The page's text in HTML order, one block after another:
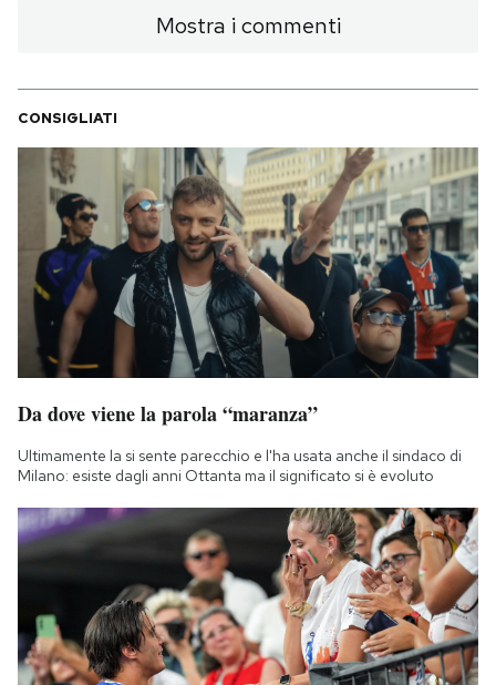
Mostra i commenti
CONSIGLIATI
Da dove viene la parola “maranza”
Ultimamente la si sente parecchio e l'ha usata anche il sindaco di
Milano: esiste dagli anni Ottanta ma il significato si è evoluto